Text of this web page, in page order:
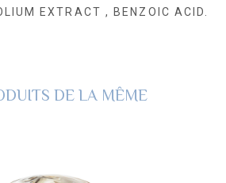
EXTRACT , BENZOIC ACID.
DE LA MÊME